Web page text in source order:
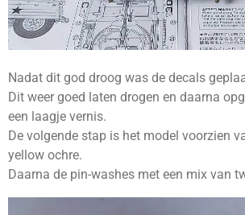
Nadat dit god droog was de decals
Dit weer goed laten drogen en daarna
een laagje vernis.
De volgende stap is het model voorzien
yellow ochre.
Daarna de pin-washes met een mix van